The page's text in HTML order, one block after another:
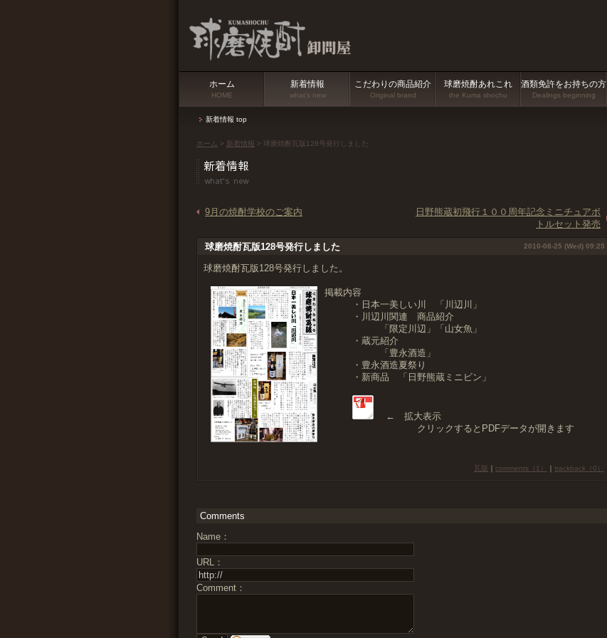
ホーム
HOME
新着情報
what's new
こだわりの商品紹介
Original brand
球磨焼酎あれこれ
the Kuma shochu
酒類免許をお持ちの方
Dealings beginning
新着情報 top
ホーム > 新着情報 > 球磨焼酎瓦版128号発行しました
9月の焼酎学校のご案内
日野熊蔵初飛行１００周年記念ミニチュアボ
トルセット発売
球磨焼酎瓦版128号発行しました 2010-08-25 (Wed) 09:25
球磨焼酎瓦版128号発行しました。
掲載内容
・日本一美しい川 「川辺川」
・川辺川関連 商品紹介
「限定川辺」「山女魚」
・蔵元紹介
「豊永酒造」
・豊永酒造夏祭り
・新商品 「日野熊蔵ミニビン」
← 拡大表示
クリックするとPDFデータが開きます
瓦版 ｜ comments（1） ｜ trackback（0）
Comments
Name：
URL：
Comment：